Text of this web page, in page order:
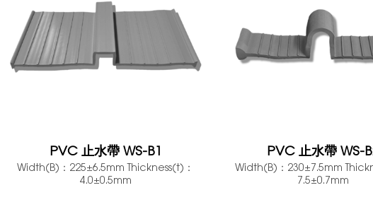
PVC 止水帶 WS-B1
Width(B)：225±6.5mm Thickness(t)：
4.0±0.5mm
PVC 止水帶 WS-
Width(B)：230±7.5mm
7.5±0.7mm